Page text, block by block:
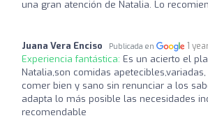
una gran atención de Natalia. Lo
Juana Vera Enciso Publicada en 1
Experiencia fantástica: Es un acierto el
Natalia,son comidas
comer bien y sano sin renunciar a los
adapta lo más posible las necesidades
recomendable